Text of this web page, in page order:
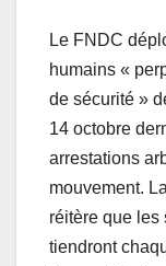
Le FNDC
humains «
de sécurité »
14 octobre
arrestations
mouvement.
réitère que les
tiendront